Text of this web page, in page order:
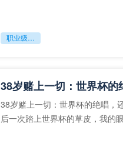
职业级冲刺强度设为世界杯体能硬门槛
38岁赌上一切：世界杯的
38岁赌上一切：世界杯的绝唱，
后一次踏上世界杯的草皮，我的